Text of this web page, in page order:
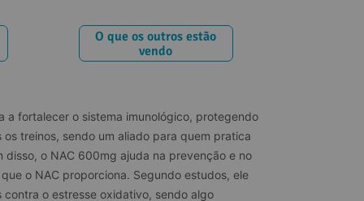
O que os outros estão
vendo
a fortalecer o sistema imunológico, protegendo
treinos, sendo um aliado para quem pratica
o NAC 600mg ajuda na prevenção e no
o NAC proporciona. Segundo estudos, ele
o estresse oxidativo, sendo algo